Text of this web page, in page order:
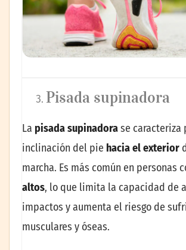
Pisada supinadora
La pisada supinadorase caracteriza
inclinación del pie hacia el exterior
marcha. Es más común en personas
altos, lo que limita la capacidad de
impactos y aumenta el riesgo de
musculares y óseas.